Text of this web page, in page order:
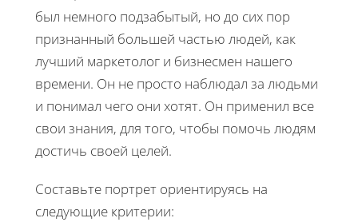
был немного подзабытый, но до сих пор
признанный большей частью людей, как
лучший маркетолог и бизнесмен нашего
времени. Он не просто наблюдал за людьми
и понимал чего они хотят. Он применил все
свои знания, для того, чтобы помочь людям
достичь своей целей.
Составьте портрет ориентируясь на
следующие критерии: